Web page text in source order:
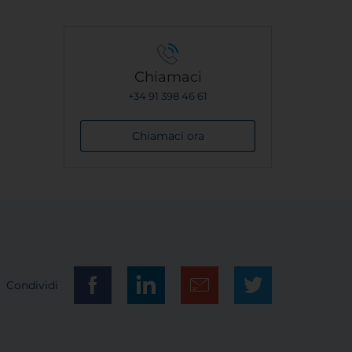
Chiamaci
+34 91 398 46 61
Chiamaci ora
Condividi